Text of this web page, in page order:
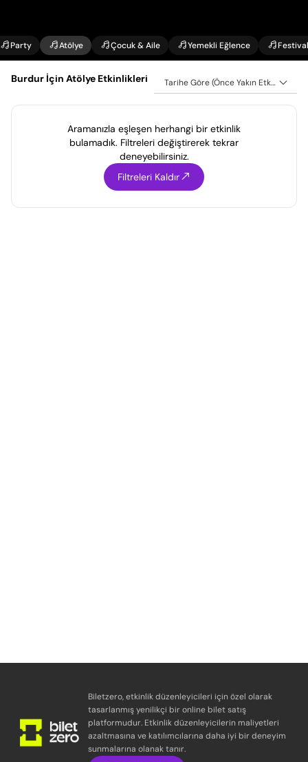
Party Atölye Çocuk & Aile Yemekli Eğlence Festival
Burdur İçin Atölye Etkinlikleri Tarihe Göre (Önce Yakın Etkinlikler)
Aramanızla eşleşen herhangi bir etkinlik
bulamadık. Filtreleri değiştirerek tekrar
deneyebilirsiniz.
Filtreleri Kaldır
Biletzero, etkinlik düzenleyicileri için özel olarak
tasarlanmış yenilikçi bir online bilet satış
platformudur. Etkinlik düzenleyicilerin maliyetleri
azaltmasına ve katılımcılarına daha iyi bir deneyim
sunmalarına olanak tanır.